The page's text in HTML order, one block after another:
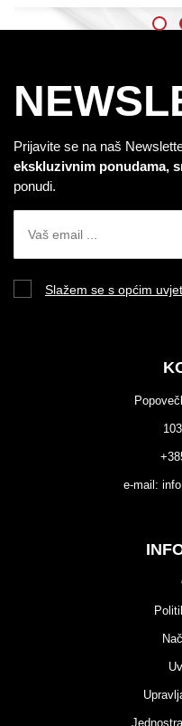
Prijavite se na naš
ekskluzivnim ponudama,
ponudi.
Slažem se s općim
e-mail: